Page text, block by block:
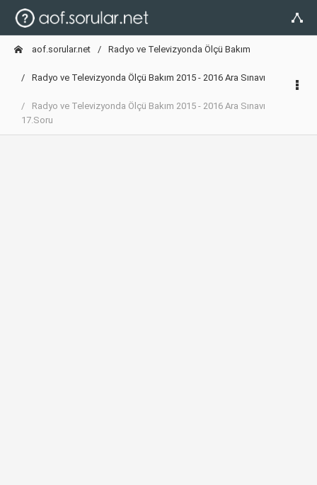
aof.sorular.net Radyo ve Televizyonda Ölçü Bakım
Radyo ve Televizyonda Ölçü Bakım 2015 - 2016 Ara Sınavı
Radyo ve Televizyonda Ölçü Bakım 2015 - 2016 Ara Sınavı
17.Soru